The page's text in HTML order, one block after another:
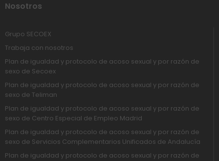
Nosotros
Grupo SECOEX
Trabaja con nosotros
Plan de igualdad y protocolo de acoso sexual y por razón de
sexo de Secoex
Plan de igualdad y protocolo de acoso sexual y por razón de
sexo de Teliman
Plan de igualdad y protocolo de acoso sexual y por razón de
sexo de Centro Especial de Empleo Madrid
Plan de igualdad y protocolo de acoso sexual y por razón de
sexo de Servicios Complementarios Unificados de Andalucía
Plan de igualdad y protocolo de acoso sexual y por razón de